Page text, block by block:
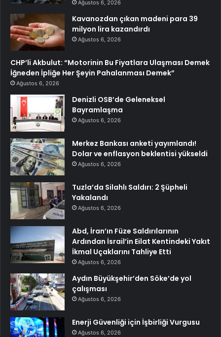
Ağustos 6, 2026
Kavanozdan çıkan madeni para 39
milyon lira kazandırdı
Ağustos 6, 2026
CHP’li Akbulut: “Motorinin Bu Fiyatlara Ulaşması Demek
İğneden İpliğe Her Şeyin Pahalanması Demek”
Ağustos 6, 2026
Denizli OSB’de Geleneksel
Bayramlaşma
Ağustos 6, 2026
Merkez Bankası anketi yayımlandı!
Dolar ve enflasyon beklentisi yükseldi
Ağustos 6, 2026
Tuzla’da Silahlı Saldırı: 2 Şüpheli
Yakalandı
Ağustos 6, 2026
Abd, İran’ın Füze Saldırılarının
Ardından İsrail’in Eilat Kentindeki Yakıt
İkmal Uçaklarını Tahliye Etti
Ağustos 6, 2026
Aydın Büyükşehir’den Söke’de yol
çalışması
Ağustos 6, 2026
Enerji Güvenliği için İşbirliği Vurgusu
Ağustos 6, 2026